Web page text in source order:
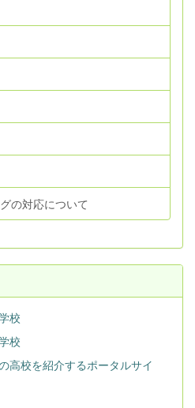
の対応について
校
校
高校を紹介するポータルサイ